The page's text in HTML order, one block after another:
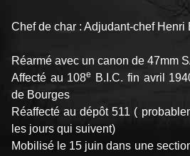
Chef de char : Adjudant-chef Henri
Réarmé avec un canon de 47mm
Affecté au 108e
B.I.C. fin avril
de Bourges
Réaffecté au dépôt 511 (
les jours qui suivent)
Mobilisé le 15 juin dans une